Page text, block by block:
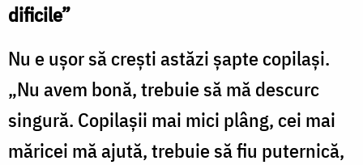
dificile”
Nu e ușor să crești astăzi șapte copilași.
„Nu avem bonă, trebuie să mă descurc
singură. Copilașii mai mici plâng, cei mai
măricei mă ajută, trebuie să fiu puternică,